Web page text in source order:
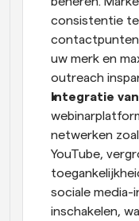
consistentie
uw merk en
outreach
Integratie
netwerken
YouTube,
sociale media-
inschakelen,